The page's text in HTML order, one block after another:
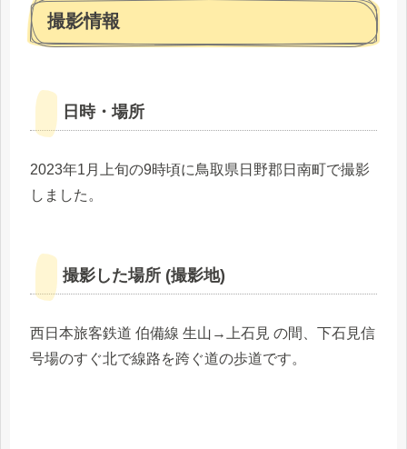
撮影情報
日時・場所
2023年1月上旬の9時頃に鳥取県日野郡日南町で撮影
しました。
撮影した場所 (撮影地)
西日本旅客鉄道 伯備線 生山→上石見 の間、下石見信
号場のすぐ北で線路を跨ぐ道の歩道です。